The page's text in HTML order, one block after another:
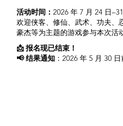
活动时间： 2026 年 7 月 24 日
欢迎侠客、修仙、武术、功夫、
豪杰等为主题的游戏参与本次活
📩 报名现已结束！
📢 结果通知：2026 年 5 月 30